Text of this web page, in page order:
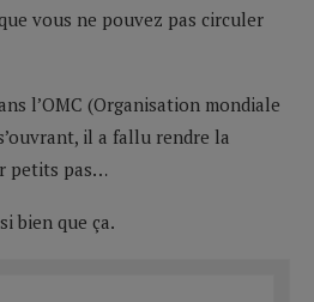
vous ne pouvez pas circuler
l’OMC (Organisation mondiale
il a fallu rendre la
petits pas…
bien que ça.